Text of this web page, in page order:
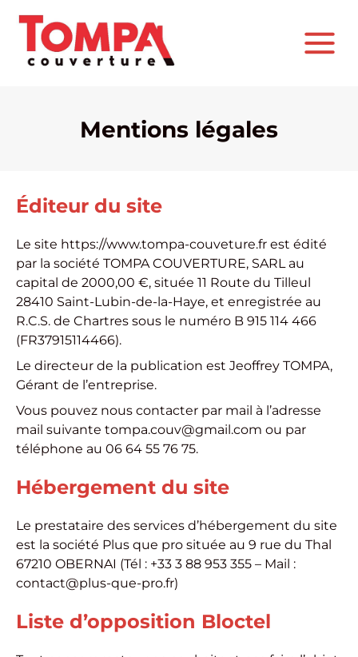
Mentions légales
Éditeur du site
Le site https://www.tompa-couveture.fr est édité
par la société TOMPA COUVERTURE, SARL au
capital de 2000,00 €, située 11 Route du Tilleul
28410 Saint-Lubin-de-la-Haye, et enregistrée au
R.C.S. de Chartres sous le numéro B 915 114 466
(FR37915114466).
Le directeur de la publication est Jeoffrey TOMPA,
Gérant de l’entreprise.
Vous pouvez nous contacter par mail à l’adresse
mail suivante tompa.couv@gmail.com ou par
téléphone au 06 64 55 76 75.
Hébergement du site
Le prestataire des services d’hébergement du site
est la société Plus que pro située au 9 rue du Thal
67210 OBERNAI (Tél : +33 3 88 953 355 – Mail :
contact@plus-que-pro.fr)
Liste d’opposition Bloctel